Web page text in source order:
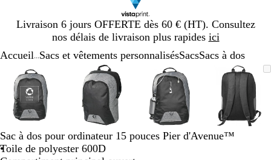
Livraison 6 jours OFFERTE dès 60 € (HT). Consultez
nos délais de livraison plus rapides ici
Diapositive
1
Accueil Sacs et vêtements personnalisésSacsSacs à dos
Image
zoomable
Zoom
au
minimum
Cliquez
pour
développer
Utilisez
les
touches
plus
et
pour
zoomer
Image
zoomable
Zoom
au
minimum
Cliquez
pour
développer
Utilisez
les
touches
plus
et
moins
pour
zoomer
Image
zoomable
Zoom
au
minimum
Cliquez
pour
développer
Utilisez
les
touches
plus
et
moins
Image
Zoom
au
Cliquez
pour
Utilisez
les
touches
plus
et
Diapositive
Sac à dos pour ordinateur 15 pouces Pier d'Avenue™
Toile de polyester 600D